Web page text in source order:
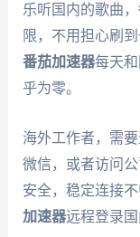
乐听国内的歌曲，
限，不用担心刷
番茄加速器每天
乎为零。
海外工作者，需
微信，或者访问
安全，稳定连接
加速器远程登录国